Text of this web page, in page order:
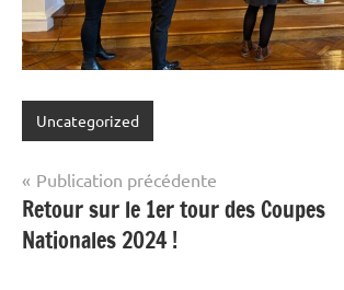
Uncategorized
Navigation
de
l’article
Publication précédente
Retour sur le 1er tour des Coupes
Nationales 2024 !